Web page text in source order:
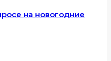
на новогодние